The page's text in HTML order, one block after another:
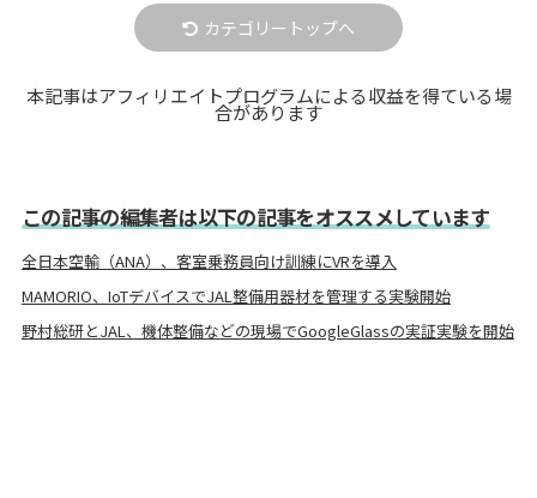
カテゴリートップへ
本記事はアフィリエイトプログラムによる収益を得ている場
合があります
この記事の編集者は以下の記事をオススメしています
全日本空輸（ANA）、客室乗務員向け訓練にVRを導入
MAMORIO、IoTデバイスでJAL整備用器材を管理する実験開始
野村総研とJAL、機体整備などの現場でGoogleGlassの実証実験を開始